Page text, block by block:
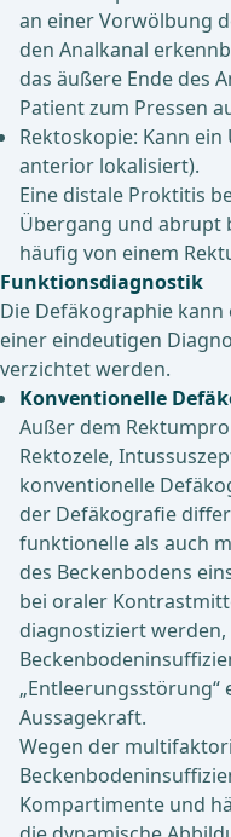
an einer Vorwölbung
den Analkanal
das äußere Ende des
Patient zum Pressen
Rektoskopie: Kann
anterior lokalisiert).
Eine distale Proktitis
Übergang und abrupt
häufig von einem
Funktionsdiagnostik
Die Defäkographie
einer eindeutigen
verzichtet werden.
Konventionelle
Außer dem
Rektozele,
konventionelle
der Defäkografie
funktionelle als auch
des Beckenbodens
bei oraler
diagnostiziert werden,
Aussagekraft.
Wegen der
Kompartimente und